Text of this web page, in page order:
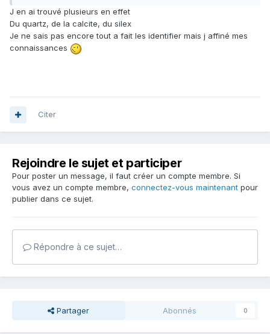
J en ai trouvé plusieurs en effet
Du quartz, de la calcite, du silex
Je ne sais pas encore tout a fait les identifier mais j affiné mes
connaissances
Citer
Rejoindre le sujet et participer
Pour poster un message, il faut créer un compte membre. Si
vous avez un compte membre, connectez-vous maintenant pour
publier dans ce sujet.
Répondre à ce sujet…
Partager Abonnés 0